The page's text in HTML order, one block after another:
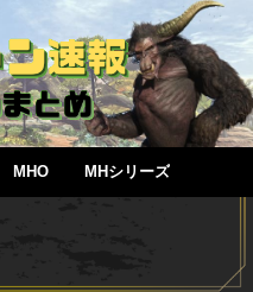
MHO MHシリーズ